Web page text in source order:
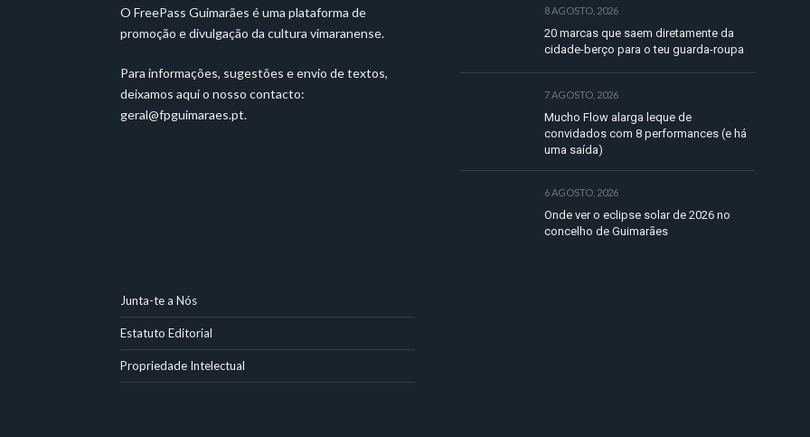
O FreePass Guimarães é uma plataforma de
promoção e divulgação da cultura vimaranense.
Para informações, sugestões e envio de textos,
deixamos aqui o nosso contacto:
geral@fpguimaraes.pt.
8 AGOSTO, 2026
20 marcas que saem diretamente da
cidade-berço para o teu guarda-roupa
7 AGOSTO, 2026
Mucho Flow alarga leque de
convidados com 8 performances (e há
uma saída)
6 AGOSTO, 2026
Onde ver o eclipse solar de 2026 no
concelho de Guimarães
Junta-te a Nós
Estatuto Editorial
Propriedade Intelectual